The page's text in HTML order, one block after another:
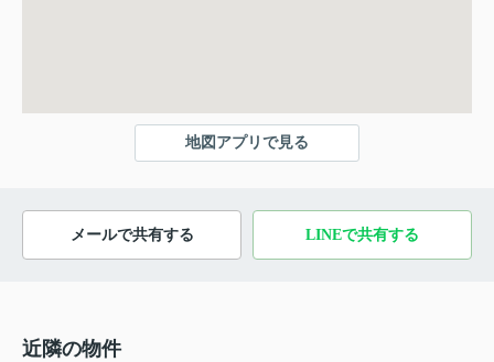
地図アプリで見る
メールで共有する LINEで共有する
近隣の物件